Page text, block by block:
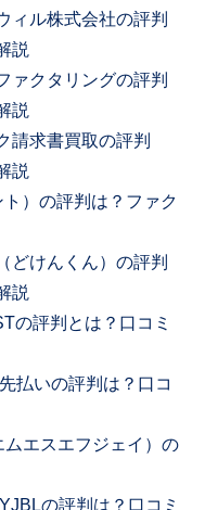
ィル株式会社の評判
説
ァクタリングの評判
説
請求書買取の評判
説
）の評判は？ファク
どけんくん）の評判
説
の評判とは？口コミ
払いの評判は？口コ
エスエフジェイ）の
の評判は？口コミ